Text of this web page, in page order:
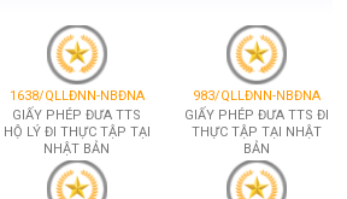
1638/QLLĐNN-NBĐNA
GIẤY PHÉP ĐƯA TTS
HỘ LÝ ĐI THỰC TẬP TẠI
NHẬT BẢN
983/QLLĐNN-NBĐNA
GIẤY PHÉP ĐƯA TTS ĐI
THỰC TẬP TẠI NHẬT
BẢN